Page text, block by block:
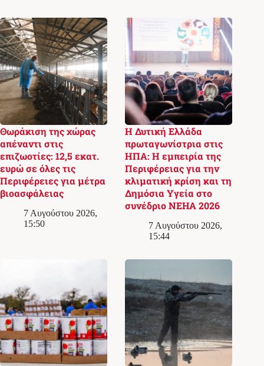
Θωράκιση της χώρας
απέναντι στις
επιζωοτίες: 12,5 εκατ.
ευρώ σε όλες τις
Περιφέρειες για μέτρα
βιοασφάλειας
7 Αυγούστου 2026,
15:50
Η Δυτική Ελλάδα
πρωταγωνίστρια στις
ΗΠΑ: Η εμπειρία της
Περιφέρειας για την
κλιματική κρίση και τη
Δημόσια Υγεία στο
συνέδριο NEHA 2026
7 Αυγούστου 2026,
15:44